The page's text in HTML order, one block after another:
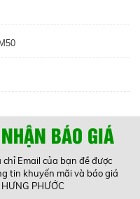
BÁO GIÁ
Email của bạn đề được
tin khuyến mãi và báo giá
PHƯỚC